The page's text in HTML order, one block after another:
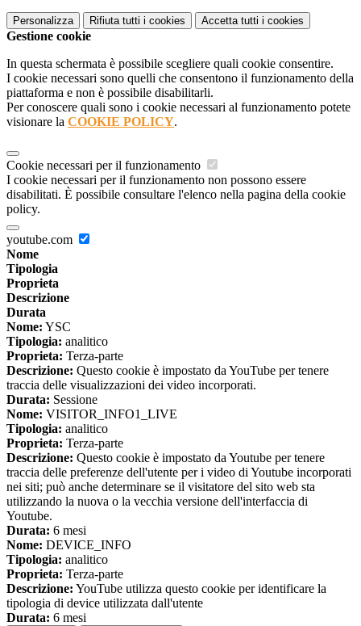
Personalizza Rifiuta tutti i cookies Accetta tutti i cookies
Gestione cookie
In questa schermata è possibile scegliere quali cookie consentire.
I cookie necessari sono quelli che consentono il funzionamento della
piattaforma e non è possibile disabilitarli.
Per conoscere quali sono i cookie necessari al funzionamento potete
visionare la COOKIE POLICY.
Cookie necessari per il funzionamento
I cookie necessari per il funzionamento non possono essere
disabilitati. È possibile consultare l'elenco nella pagina della cookie
policy.
youtube.com
Nome
Tipologia
Proprieta
Descrizione
Durata
Nome: YSC
Tipologia: analitico
Proprieta: Terza-parte
Descrizione: Questo cookie è impostato da YouTube per tenere
traccia delle visualizzazioni dei video incorporati.
Durata: Sessione
Nome: VISITOR_INFO1_LIVE
Tipologia: analitico
Proprieta: Terza-parte
Descrizione: Questo cookie è impostato da Youtube per tenere
traccia delle preferenze dell'utente per i video di Youtube incorporati
nei siti; può anche determinare se il visitatore del sito web sta
utilizzando la nuova o la vecchia versione dell'interfaccia di
Youtube.
Durata: 6 mesi
Nome: DEVICE_INFO
Tipologia: analitico
Proprieta: Terza-parte
Descrizione: YouTube utilizza questo cookie per identificare la
tipologia di device utilizzata dall'utente
Durata: 6 mesi